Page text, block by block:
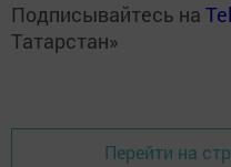
Подписывайтесь на
Татарстан»
Перейти на